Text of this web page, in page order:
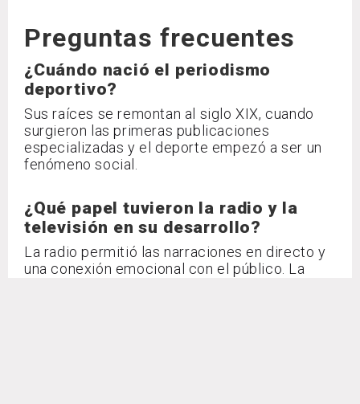
Preguntas frecuentes
¿Cuándo nació el periodismo
deportivo?
Sus raíces se remontan al siglo XIX, cuando
surgieron las primeras publicaciones
especializadas y el deporte empezó a ser un
fenómeno social.
¿Qué papel tuvieron la radio y la
televisión en su desarrollo?
La radio permitió las narraciones en directo y
una conexión emocional con el público. La